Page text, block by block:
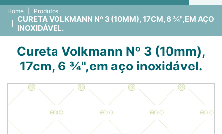
Home Produtos
CURETA VOLKMANN Nº 3 (10MM), 17CM, 6 ¾",EM AÇO
INOXIDÁVEL.
Cureta Volkmann Nº 3 (10mm),
17cm, 6 ¾",em aço inoxidável.